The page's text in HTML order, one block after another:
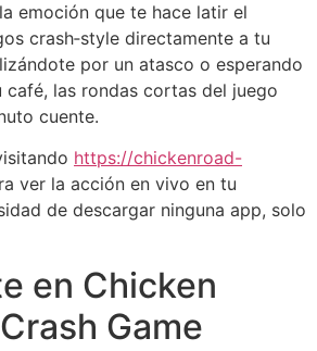
emoción que te hace latir el
crash‑style directamente a tu
por un atasco o esperando
café, las rondas cortas del juego
cuente.
https://chickenroad-
ver la acción en vivo en tu
de descargar ninguna app, solo
en Chicken
Game